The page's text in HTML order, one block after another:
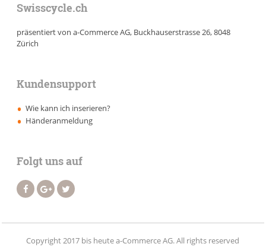
Swisscycle.ch
präsentiert von a-Commerce AG, Buckhauserstrasse 26, 8048
Zürich
Kundensupport
Wie kann ich inserieren?
Händeranmeldung
Folgt uns auf
Copyright 2017 bis heute a-Commerce AG. All rights reserved